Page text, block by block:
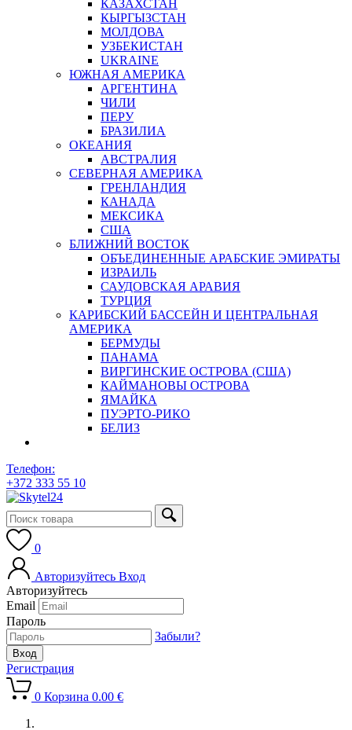
КАЗАХСТАН
КЫРГЫЗСТАН
МОЛДОВА
УЗБЕКИСТАН
UKRAINE
ЮЖНАЯ АМЕРИКА
АРГЕНТИНА
ЧИЛИ
ПЕРУ
БРАЗИЛИА
ОКЕАНИЯ
АВСТРАЛИЯ
СЕВЕРНАЯ АМЕРИКА
ГРЕНЛАНДИЯ
КАНАДА
МЕКСИКА
США
БЛИЖНИЙ ВОСТОК
ОБЪЕДИНЕННЫЕ АРАБСКИЕ ЭМИРАТЫ
ИЗРАИЛЬ
САУДОВСКАЯ АРАВИЯ
ТУРЦИЯ
КАРИБСКИЙ БАССЕЙН И ЦЕНТРАЛЬНАЯ
АМЕРИКА
БЕРМУДЫ
ПАНАМА
ВИРГИНСКИЕ ОСТРОВА (США)
КАЙМАНОВЫ ОСТРОВА
ЯМАЙКА
ПУЭРТО-РИКО
БЕЛИЗ
Телефон:
+372 333 55 10
0
Авторизуйтесь Вход
Авторизуйтесь
Email
Пароль
Забыли?
Регистрация
0 Корзина 0.00 €